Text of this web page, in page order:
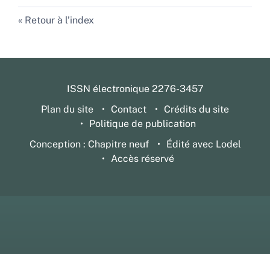
Retour à l’index
ISSN électronique 2276-3457
Plan du site
Contact
Crédits du site
Politique de publication
Conception : Chapitre neuf
Édité avec Lodel
Accès réservé